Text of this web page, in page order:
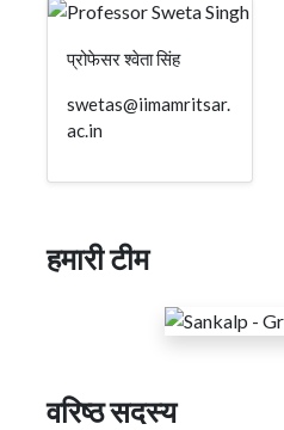
प्रोफेसर श्वेता सिंह
swetas@iimamritsar.
ac.in
हमारी टीम
वरिष्ठ सदस्य